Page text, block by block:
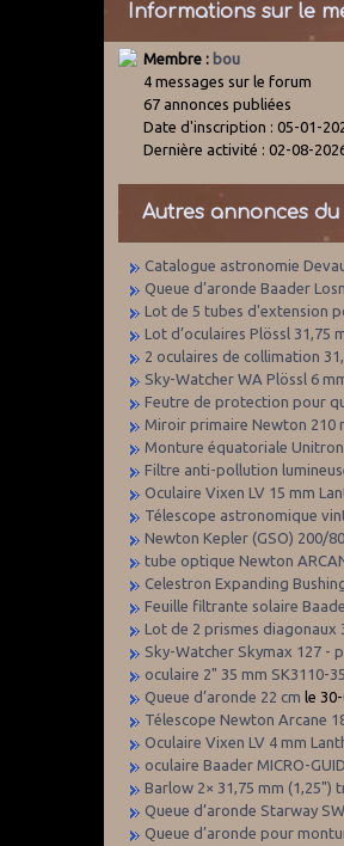
Informations sur le
Membre : bou
4 messages sur le forum
67 annonces publiées
Date d'inscription : 05-01-
Dernière activité : 02-08-
Autres annonces
Catalogue astronomie
Queue d’aronde Baader
Lot de 5 tubes d'extension
Lot d’oculaires Plössl 31,75
2 oculaires de collimation
Sky-Watcher WA Plössl 6
Feutre de protection pour
Miroir primaire Newton 210
Monture équatoriale Unitron
Filtre anti-pollution
Oculaire Vixen LV 15 mm
Télescope astronomique
Newton Kepler (GSO) 200/
tube optique Newton
Celestron Expanding
Feuille filtrante solaire
Lot de 2 prismes diagonaux
Sky-Watcher Skymax 127 -
oculaire 2" 35 mm SK3110-
Queue d’aronde 22 cm le
Télescope Newton Arcane
Oculaire Vixen LV 4 mm
oculaire Baader MICRO-
Barlow 2× 31,75 mm (1,25")
Queue d’aronde Starway
Queue d’aronde pour